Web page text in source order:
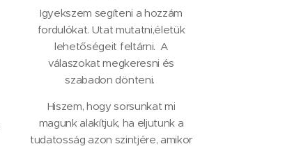
Igyekszem segíteni a hozzám
fordulókat. Utat mutatni,életük
lehetőségeit feltárni. A
válaszokat megkeresni és
szabadon dönteni.
Hiszem, hogy sorsunkat mi
magunk alakítjuk, ha eljutunk a
tudatosság azon szintjére, amikor